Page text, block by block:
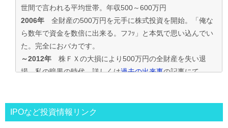
世間で言われる平均世帯。年収500～600万円
2006年 全財産の500万円を元手に株式投資を開始。「俺な
ら数年で資金を数倍に出来る。フﾌｯ」と本気で思い込んでい
た。完全におバカです。
～2012年 株ＦＸの大損により500万円の全財産を失い退
場。私の暗黒の時代。詳しくは過去の出来事の記事にて
投資の王道は手堅くｺﾂｺﾂ長期間、実践して利益を積上げて行
く事と気付く。
IPOなど投資情報リンク